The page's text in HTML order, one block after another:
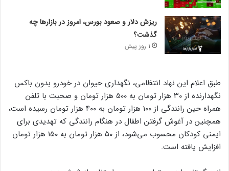
ریزش دلار و صعود بورس، امروز در بازارها چه
گذشت؟
1 روز پیش
طبق اعلام این نهاد انتظامی، نگهداری حیوان در خودرو بدون باکس
نگهدارنده از ۳۰ هزار تومان به ۵۰۰ هزار تومان و صحبت با تلفن
همراه حین رانندگی از ۱۰۰ هزار تومان به ۴۰۰ هزار تومان رسیده است،
همچنین در آغوش گرفتن اطفال در هنگام رانندگی که تهدیدی برای
ایمنی کودکان محسوب می‌شود، از ۵۰ هزار تومان به ۱۵۰ هزار تومان
افزایش یافته است.